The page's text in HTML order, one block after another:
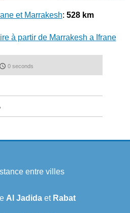
et Marrakesh: 528 km
à partir de Marrakesh a Ifrane
0 seconds
entre villes
Al Jadida et Rabat